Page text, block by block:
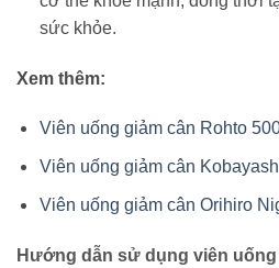
sức khỏe.
Xem thêm:
Viên uống giảm cân Rohto
Viên uống giảm cân
Viên uống giảm cân Orihiro
Hướng dẫn sử dụng viên